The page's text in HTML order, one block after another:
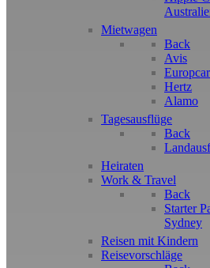
Mietwagen
Back
Avis
Europcar
Hertz
Alamo
Tagesausflüge
Back
Heiraten
Work & Travel
Back
Starter
Sydney
Reisen mit Kindern
Reisevorschläge